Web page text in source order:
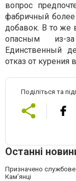
вопрос
фабричный более
добавок. В то же
опасным из-
Единственный
отказ от курения
Поділіться та
Останні
Призначено службове
Кам’янці